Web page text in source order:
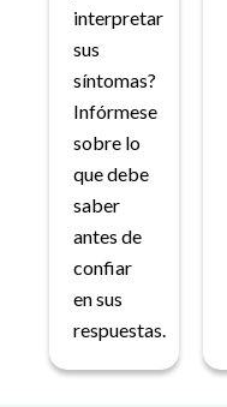
interpretar
sus
síntomas?
Infórmese
sobre lo
que debe
saber
antes de
confiar
en sus
respuestas.